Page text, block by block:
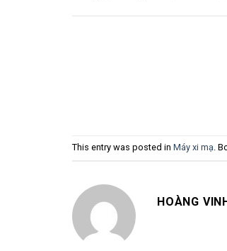
This entry was posted in Máy xi mạ .
HOÀNG